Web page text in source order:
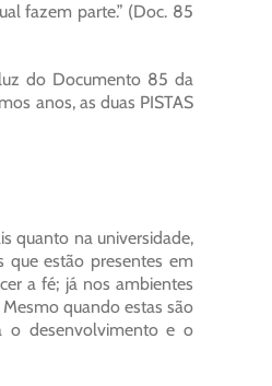
fazem parte.” (Doc. 85
do Documento 85 da
anos, as duas PISTAS
quanto na universidade,
que estão presentes em
a fé; já nos ambientes
quando estas são
o desenvolvimento e o